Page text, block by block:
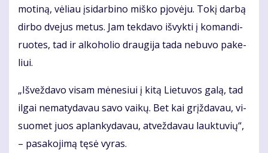
mo­ti­ną, vė­liau įsi­dar­bi­no miš­ko pjo­vė­ju. To­kį dar­bą
dir­bo dve­jus me­tus. Jam tek­da­vo iš­vyk­ti į ko­man­di­
ruo­tes, tad ir al­ko­ho­lio drau­gi­ja ta­da ne­bu­vo pa­ke­
liui.
„Iš­vež­da­vo vi­sam mė­ne­siui į ki­tą Lie­tu­vos ga­lą, tad
il­gai ne­ma­ty­da­vau sa­vo vai­kų. Bet kai grįž­da­vau, vi­
suo­met juos ap­lan­ky­da­vau, at­vež­da­vau lauk­tu­vių“,
– pa­sa­ko­ji­mą tę­sė vy­ras.